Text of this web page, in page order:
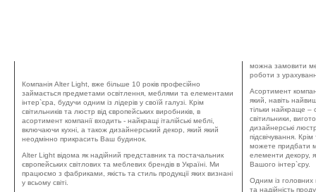
Компанія Alter Light, вже більше 10 років професійно
займається предметами освітлення, меблями та елементами
інтер`єра, будучи одним із лідерів у своїй галузі. Крім
світильників та люстр від європейських виробників, в
асортимент компанії входить - найкращі італійські меблі,
включаючи кухні, а також дизайнерський декор, який який
неодмінно прикрасить Ваш будинок.
Alter Light відома як надійний представник та постачальник
європейських світлових та меблевих брендів в Україні. Ми
працюємо з фабриками, якість та стиль продукції яких визнані
у всьому світі.
можна замовити
роботи з
Асортимент
який, навіть
тільки найкраще –
світильники,
дизайнерські
підсвічування.
можете придбати
елементи декору,
Вашого інтер`єру.
Одним із головних
та надійність